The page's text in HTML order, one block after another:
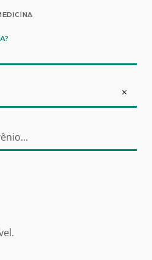
×